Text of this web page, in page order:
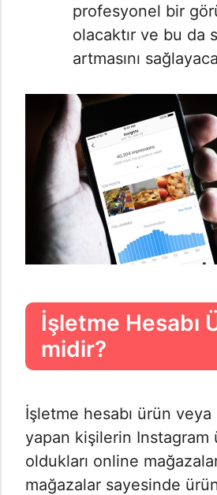
profesyonel bir
olacaktır ve bu da
artmasını
İşletme Hesabı
midir?
İşletme hesabı ürün veya
yapan kişilerin Instagram
oldukları online
mağazalar sayesinde